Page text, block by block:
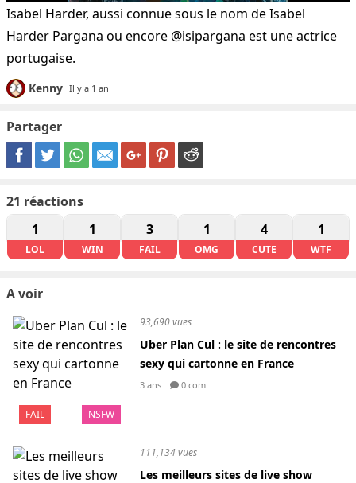
Isabel Harder, aussi connue sous le nom de Isabel
Harder Pargana ou encore @isipargana est une actrice
portugaise.
Kenny Il y a 1 an
Partager
21 réactions
1
LOL
1
WIN
3
FAIL
1
OMG
4
CUTE
1
WTF
A voir
FAIL NSFW
93,690 vues
Uber Plan Cul : le site de rencontres
sexy qui cartonne en France
3 ans 0 com
111,134 vues
Les meilleurs sites de live show